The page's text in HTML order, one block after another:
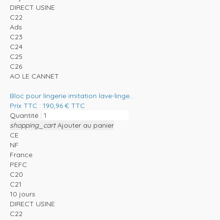
DIRECT USINE
C22
Ads
C23
C24
C25
C26
AO LE CANNET
Bloc pour lingerie imitation lave-linge...
Prix TTC : 190,96 € TTC
Quantité :
shopping_cart Ajouter au panier
CE
NF
France
PEFC
C20
C21
10 jours
DIRECT USINE
C22